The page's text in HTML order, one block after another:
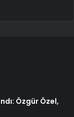
Özgür Özel,